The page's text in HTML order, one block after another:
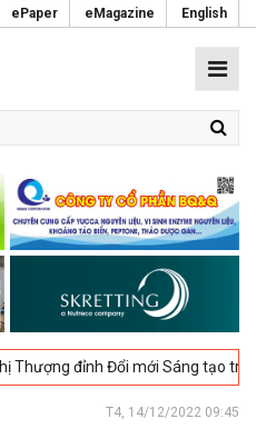
ePaper eMagazine English
Đổi mới Sáng tạo trong Ngành
T4, 14/12/2022 09:45